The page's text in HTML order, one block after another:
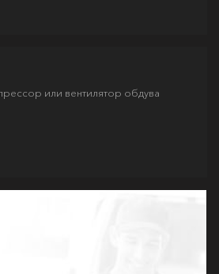
или вентилятор обдува